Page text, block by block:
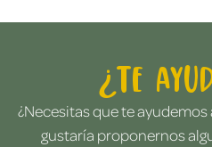
¿Te
¿Necesitas que te ayudemos
gustaría proponernos